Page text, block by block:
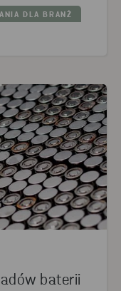
DLA BRANŻ
baterii